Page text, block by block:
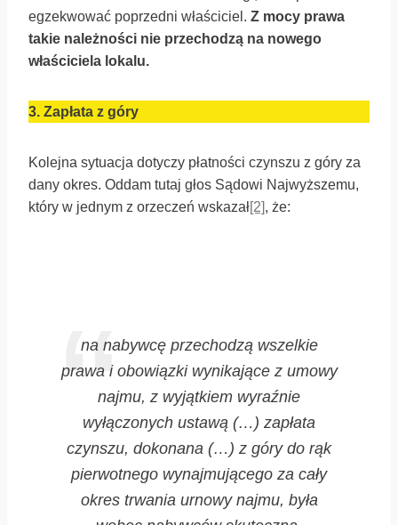
egzekwować poprzedni właściciel. Z mocy prawa
takie należności nie przechodzą na nowego
właściciela lokalu.
3. Zapłata z góry
Kolejna sytuacja dotyczy płatności czynszu z góry za
dany okres. Oddam tutaj głos Sądowi Najwyższemu,
który w jednym z orzeczeń wskazał[2], że:
na nabywcę przechodzą wszelkie
prawa i obowiązki wynikające z umowy
najmu, z wyjątkiem wyraźnie
wyłączonych ustawą (…) zapłata
czynszu, dokonana (…) z góry do rąk
pierwotnego wynajmującego za cały
okres trwania urnowy najmu, była